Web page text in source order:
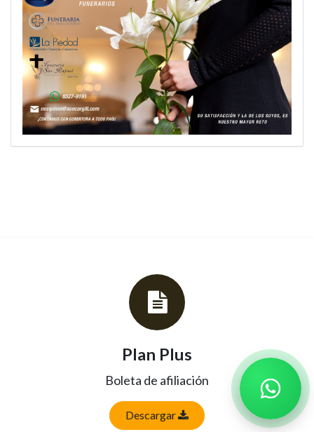
Plan Plus
Boleta de afiliación
Descargar